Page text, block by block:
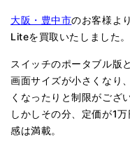
大阪・豊中市のお客様よ
Liteを買取いたしました。
スイッチのポータブル版
画面サイズが小さくなり
くなったりと制限がござ
しかしその分、定価が1
感は満載。